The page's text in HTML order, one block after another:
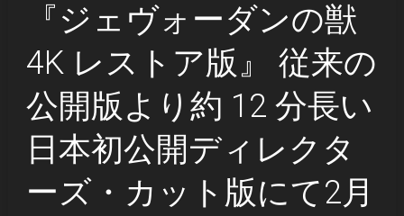
『ジェヴォーダンの獣
4K レストア版』 従来の
公開版より約 12 分長い
日本初公開ディレクタ
ーズ・カット版にて2月